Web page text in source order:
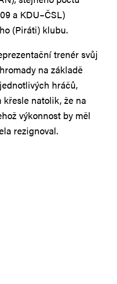
a KDU–ČSL)
(Piráti) klubu.
trenér svůj
na základě
hráčů,
natolik, že na
výkonnost by měl
rezignoval.